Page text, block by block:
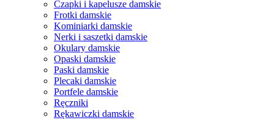
Czapki i kapelusze damskie
Frotki damskie
Kominiarki damskie
Nerki i saszetki damskie
Okulary damskie
Opaski damskie
Paski damskie
Plecaki damskie
Portfele damskie
Ręczniki
Rękawiczki damskie